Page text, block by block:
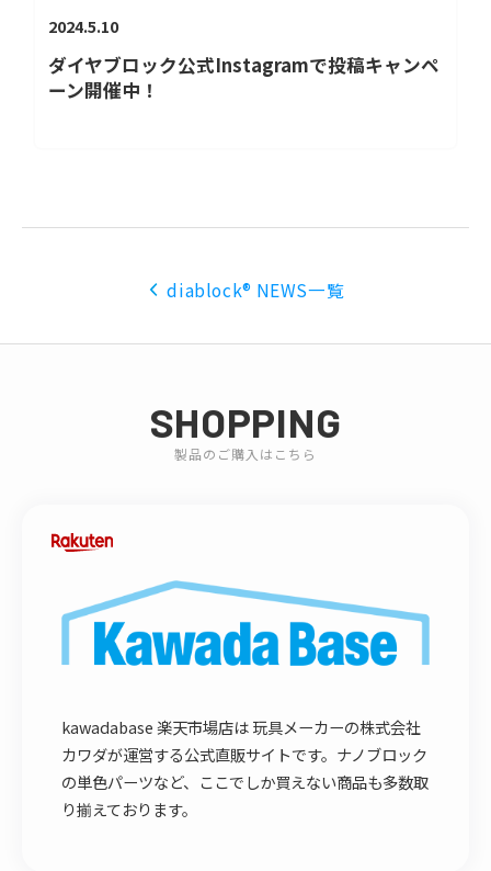
2024.5.10
ダイヤブロック公式Instagramで投稿キャンペ
ーン開催中！
diablock® NEWS一覧
SHOPPING
製品のご購入はこちら
kawadabase 楽天市場店は 玩具メーカーの株式会社
カワダが運営する公式直販サイトです。ナノブロック
の単色パーツなど、ここでしか買えない商品も多数取
り揃えております。